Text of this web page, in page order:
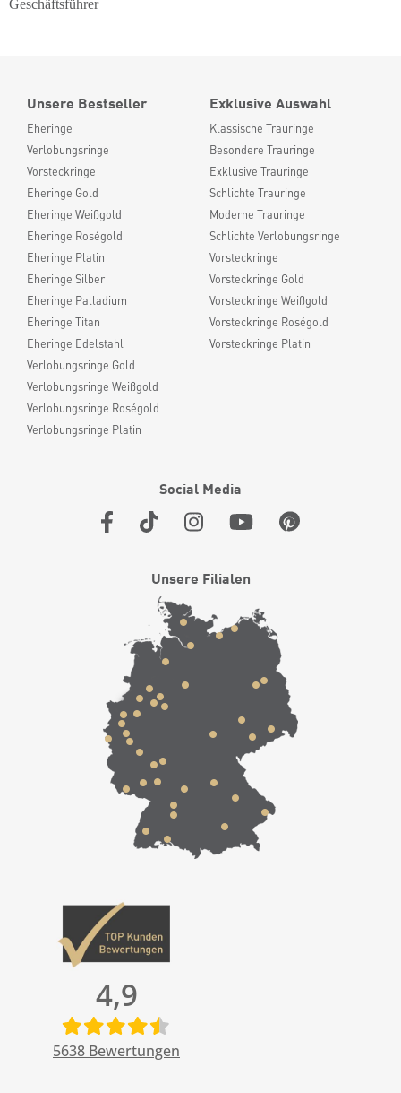
Geschäftsführer
Unsere Bestseller
Eheringe
Verlobungsringe
Vorsteckringe
Eheringe Gold
Eheringe Weißgold
Eheringe Roségold
Eheringe Platin
Eheringe Silber
Eheringe Palladium
Eheringe Titan
Eheringe Edelstahl
Verlobungsringe Gold
Verlobungsringe Weißgold
Verlobungsringe Roségold
Verlobungsringe Platin
Exklusive Auswahl
Klassische Trauringe
Besondere Trauringe
Exklusive Trauringe
Schlichte Trauringe
Moderne Trauringe
Schlichte Verlobungsringe
Vorsteckringe
Vorsteckringe Gold
Vorsteckringe Weißgold
Vorsteckringe Roségold
Vorsteckringe Platin
Social Media
Unsere Filialen
4,9
5638 Bewertungen